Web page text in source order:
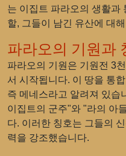
는 이집트 파라오의 생활과
할, 그들이 남긴 유산에 대
파라오의 기원과
파라오의 기원은 기원전 3
서 시작됩니다. 이 땅을 통
즉 메네스라고 알려져 있습
이집트의 군주"와 "라의 아
다. 이러한 칭호는 그들의
력을 강조했습니다.